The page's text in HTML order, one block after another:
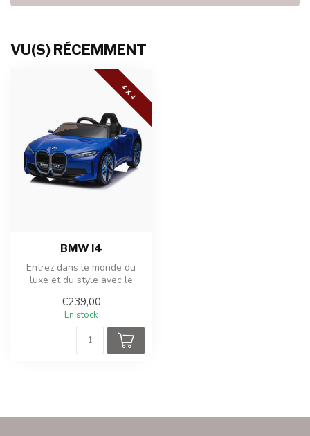
VU(S) RÉCEMMENT
4 X 4
BMW I4
Entrez dans le monde du
luxe et du style avec le
une...
€239,00
En stock